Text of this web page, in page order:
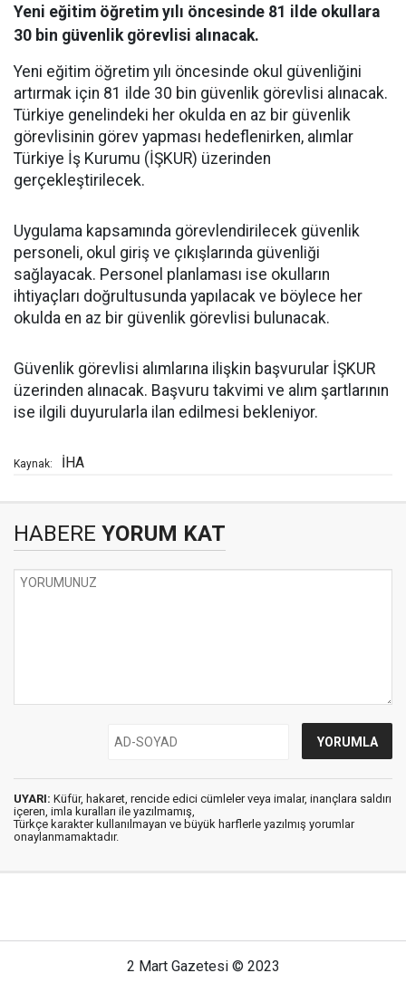
Yeni eğitim öğretim yılı öncesinde 81 ilde okullara
30 bin güvenlik görevlisi alınacak.
Yeni eğitim öğretim yılı öncesinde okul güvenliğini
artırmak için 81 ilde 30 bin güvenlik görevlisi alınacak.
Türkiye genelindeki her okulda en az bir güvenlik
görevlisinin görev yapması hedeflenirken, alımlar
Türkiye İş Kurumu (İŞKUR) üzerinden
gerçekleştirilecek.
Uygulama kapsamında görevlendirilecek güvenlik
personeli, okul giriş ve çıkışlarında güvenliği
sağlayacak. Personel planlaması ise okulların
ihtiyaçları doğrultusunda yapılacak ve böylece her
okulda en az bir güvenlik görevlisi bulunacak.
Güvenlik görevlisi alımlarına ilişkin başvurular İŞKUR
üzerinden alınacak. Başvuru takvimi ve alım şartlarının
ise ilgili duyurularla ilan edilmesi bekleniyor.
Kaynak: İHA
HABERE YORUM KAT
UYARI: Küfür, hakaret, rencide edici cümleler veya imalar, inançlara saldırı
içeren, imla kuralları ile yazılmamış,
Türkçe karakter kullanılmayan ve büyük harflerle yazılmış yorumlar
onaylanmamaktadır.
2 Mart Gazetesi © 2023